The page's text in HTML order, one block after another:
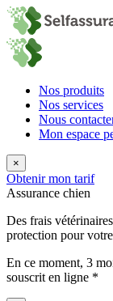
Nos produits
Nos services
Nous
Mon espace
×
Obtenir mon tarif
Assurance chien
Des frais
protection pour
En ce moment, 3
souscrit en ligne *